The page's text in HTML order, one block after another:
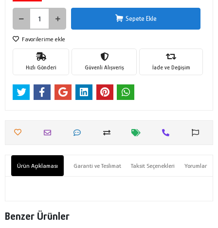
Sepete Ekle
Favorilerime ekle
Hızlı Gönderi Güvenli Alışveriş İade ve Değişim
Ürün Açıklaması Garanti ve Teslimat Taksit Seçenekleri Yorumlar
Benzer Ürünler